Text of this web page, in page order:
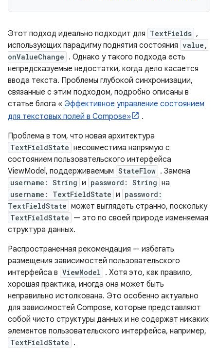
Этот подход идеально подходит для TextFields ,
использующих парадигму поднятия состояния value,
onValueChange . Однако у такого подхода есть
непредсказуемые недостатки, когда дело касается
ввода текста. Проблемы глубокой синхронизации,
связанные с этим подходом, подробно описаны в
статье блога « Эффективное управление состоянием
для текстовых полей в Compose»
.
Проблема в том, что новая архитектура
TextFieldState несовместима напрямую с
состоянием пользовательского интерфейса
ViewModel, поддерживаемым StateFlow . Замена
username: String и password: String на
username: TextFieldState и password:
TextFieldState может выглядеть странно, поскольку
TextFieldState — это по своей природе изменяемая
структура данных.
Распространенная рекомендация — избегать
размещения зависимостей пользовательского
интерфейса в ViewModel . Хотя это, как правило,
хорошая практика, иногда она может быть
неправильно истолкована. Это особенно актуально
для зависимостей Compose, которые представляют
собой чисто структуры данных и не содержат никаких
элементов пользовательского интерфейса, например,
TextFieldState .